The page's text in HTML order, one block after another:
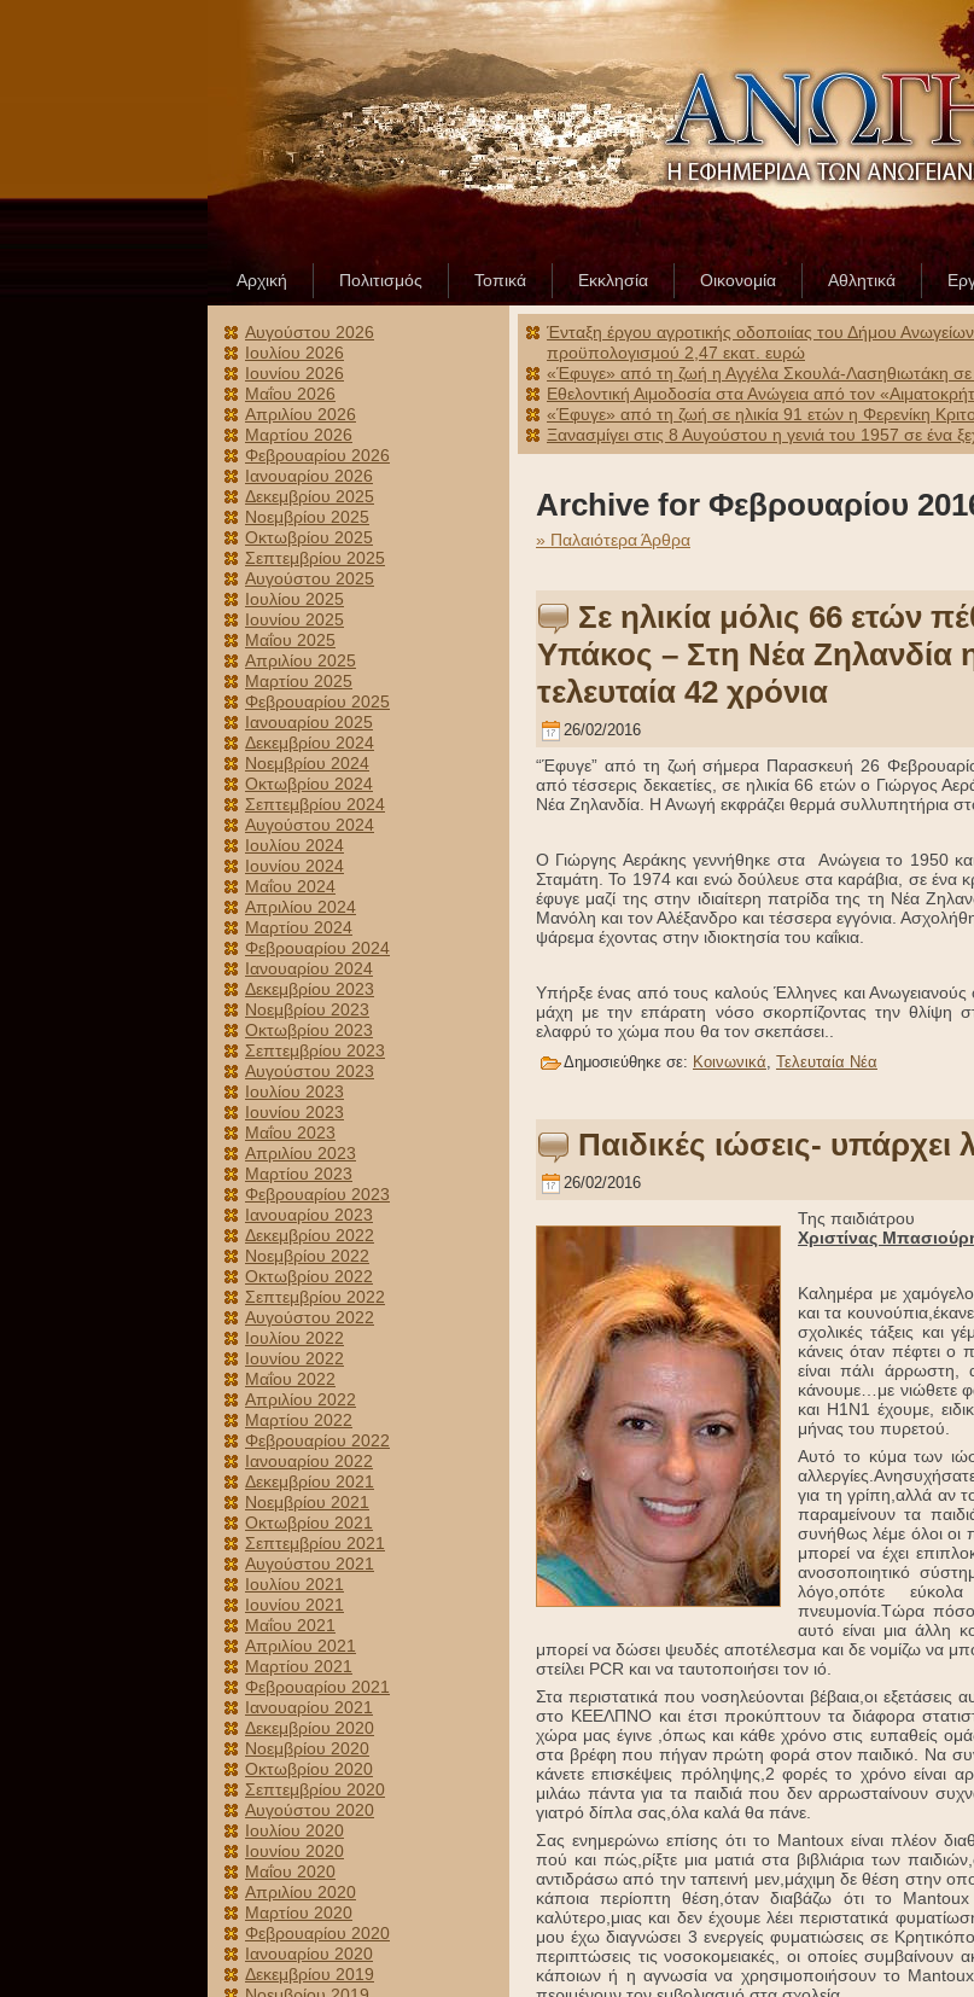
Αρχική Πολιτισμός Τοπικά Εκκλησία Οικονομία Αθλητικά
Αυγούστου 2026
Ιουλίου 2026
Ιουνίου 2026
Μαΐου 2026
Απριλίου 2026
Μαρτίου 2026
Φεβρουαρίου 2026
Ιανουαρίου 2026
Δεκεμβρίου 2025
Νοεμβρίου 2025
Οκτωβρίου 2025
Σεπτεμβρίου 2025
Αυγούστου 2025
Ιουλίου 2025
Ιουνίου 2025
Μαΐου 2025
Απριλίου 2025
Μαρτίου 2025
Φεβρουαρίου 2025
Ιανουαρίου 2025
Δεκεμβρίου 2024
Νοεμβρίου 2024
Οκτωβρίου 2024
Σεπτεμβρίου 2024
Αυγούστου 2024
Ιουλίου 2024
Ιουνίου 2024
Μαΐου 2024
Απριλίου 2024
Μαρτίου 2024
Φεβρουαρίου 2024
Ιανουαρίου 2024
Δεκεμβρίου 2023
Νοεμβρίου 2023
Οκτωβρίου 2023
Σεπτεμβρίου 2023
Αυγούστου 2023
Ιουλίου 2023
Ιουνίου 2023
Μαΐου 2023
Απριλίου 2023
Μαρτίου 2023
Φεβρουαρίου 2023
Ιανουαρίου 2023
Δεκεμβρίου 2022
Νοεμβρίου 2022
Οκτωβρίου 2022
Σεπτεμβρίου 2022
Αυγούστου 2022
Ιουλίου 2022
Ιουνίου 2022
Μαΐου 2022
Απριλίου 2022
Μαρτίου 2022
Φεβρουαρίου 2022
Ιανουαρίου 2022
Δεκεμβρίου 2021
Νοεμβρίου 2021
Οκτωβρίου 2021
Σεπτεμβρίου 2021
Αυγούστου 2021
Ιουλίου 2021
Ιουνίου 2021
Μαΐου 2021
Απριλίου 2021
Μαρτίου 2021
Φεβρουαρίου 2021
Ιανουαρίου 2021
Δεκεμβρίου 2020
Νοεμβρίου 2020
Οκτωβρίου 2020
Σεπτεμβρίου 2020
Αυγούστου 2020
Ιουλίου 2020
Ιουνίου 2020
Μαΐου 2020
Απριλίου 2020
Μαρτίου 2020
Φεβρουαρίου 2020
Ιανουαρίου 2020
Δεκεμβρίου 2019
Ένταξη έργου αγροτικής οδοποιίας του Δήμου
προϋπολογισμού 2,47 εκατ. ευρώ
«Έφυγε» από τη ζωή η Αγγέλα Σκουλά-Λασηθιωτάκη σε
Εθελοντική Αιμοδοσία στα Ανώγεια από τον
«Έφυγε» από τη ζωή σε ηλικία 91 ετών η Φερενίκη
Ξανασμίγει στις 8 Αυγούστου η γενιά του 1957 σε ένα
Archive for Φεβρουαρίου
» Παλαιότερα Άρθρα
Σε ηλικία μόλις 66 ετών
Υπάκος – Στη Νέα Ζηλανδία
τελευταία 42 χρόνια
26/02/2016
“Έφυγε” από τη ζωή σήμερα Παρασκευή 26
από τέσσερις δεκαετίες, σε ηλικία 66 ετών ο Γιώργος
Νέα Ζηλανδία. Η Ανωγή εκφράζει θερμά συλλυπητήρια
Ο Γιώργης Αεράκης γεννήθηκε στα Ανώγεια το 1950
Σταμάτη. Το 1974 και ενώ δούλευε στα καράβια, σε ένα
έφυγε μαζί της στην ιδιαίτερη πατρίδα της τη Νέα
Μανόλη και τον Αλέξανδρο και τέσσερα εγγόνια.
ψάρεμα έχοντας στην ιδιοκτησία του καΐκια.
Υπήρξε ένας από τους καλούς Έλληνες και Ανωγειανούς
μάχη με την επάρατη νόσο σκορπίζοντας την θλίψη
ελαφρύ το χώμα που θα τον σκεπάσει..
Δημοσιεύθηκε σε: Κοινωνικά, Τελευταία Νέα
Παιδικές ιώσεις-
26/02/2016
Της παιδιάτρου
Χριστίνας
Καλημέρα με
και τα
σχολικές τάξεις και
κάνεις όταν πέφτει ο
είναι πάλι
κάνουμε…με νιώθετε
και H1N1 έχουμε,
μήνας του πυρετού.
Αυτό το κύμα των
για τη γρίπη,αλλά αν
παραμείνουν τα
συνήθως λέμε όλοι οι
μπορεί να έχει
ανοσοποιητικό
λόγο,οπότε
πνευμονία.Τώρα πόσο
αυτό είναι μια άλλη
μπορεί να δώσει ψευδές αποτέλεσμα και δε νομίζω να
στείλει PCR και να ταυτοποιήσει τον ιό.
Στα περιστατικά που νοσηλεύονται βέβαια,οι
στο ΚΕΕΛΠΝΟ και έτσι προκύπτουν τα διάφορα
χώρα μας έγινε ,όπως και κάθε χρόνο στις ευπαθείς
στα βρέφη που πήγαν πρώτη φορά στον παιδικό. Να
κάνετε επισκέψεις πρόληψης,2 φορές το χρόνο είναι
μιλάω πάντα για τα παιδιά που δεν αρρωσταίνουν
γιατρό δίπλα σας,όλα καλά θα πάνε.
Σας ενημερώνω επίσης ότι το Mantoux είναι πλέον
πού και πώς,ρίξτε μια ματιά στα βιβλιάρια των
αντιδράσω από την ταπεινή μεν,μάχιμη δε θέση στην
κάποια περίοπτη θέση,όταν διαβάζω ότι το Mantoux
καλύτερο,μιας και δεν έχουμε λέει περιστατικά
μου έχω διαγνώσει 3 ενεργείς φυματιώσεις σε
περιπτώσεις τις νοσοκομειακές, οι οποίες
κάποιων ή η αγνωσία να χρησιμοποιήσουν το Mantoux